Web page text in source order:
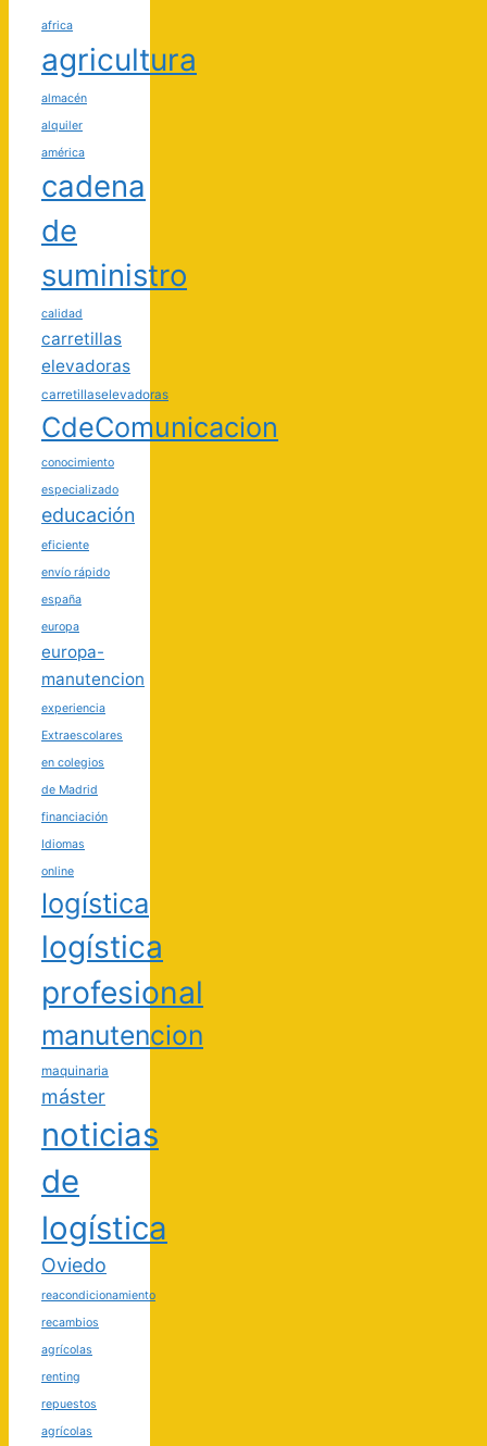
africa
agricultura
almacén
alquiler
américa
cadena
de
suministro
calidad
carretillas
elevadoras
carretillaselevadoras
CdeComunicacion
conocimiento
especializado
educación
eficiente
envío rápido
españa
europa
europa-
manutencion
experiencia
Extraescolares
en colegios
de Madrid
financiación
Idiomas
online
logística
logística
profesional
manutencion
maquinaria
máster
noticias
de
logística
Oviedo
reacondicionamiento
recambios
agrícolas
renting
repuestos
agrícolas